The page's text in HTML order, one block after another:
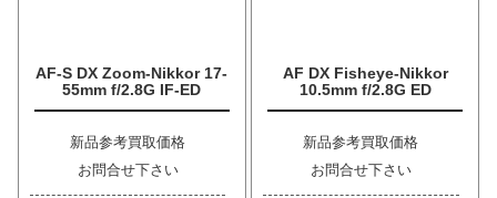
AF-S DX Zoom-Nikkor 17-
55mm f/2.8G IF-ED
新品参考買取価格
お問合せ下さい
AF DX Fisheye-Nikkor
10.5mm f/2.8G ED
新品参考買取価格
お問合せ下さい